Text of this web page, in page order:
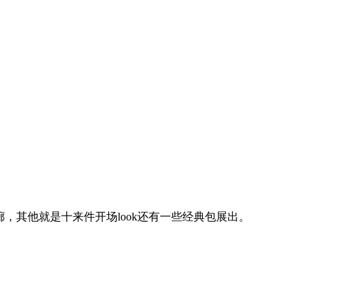
其他就是十来件开场look还有一些经典包展出。